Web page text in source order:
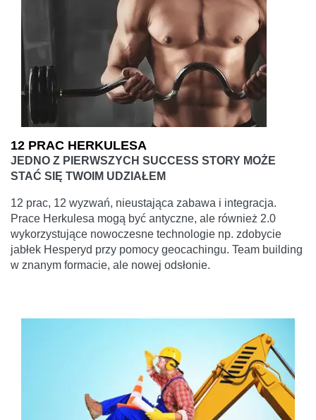
12 PRAC HERKULESA
JEDNO Z PIERWSZYCH SUCCESS STORY MOŻE
STAĆ SIĘ TWOIM UDZIAŁEM
12 prac, 12 wyzwań, nieustająca zabawa i integracja.
Prace Herkulesa mogą być antyczne, ale również 2.0
wykorzystujące nowoczesne technologie np. zdobycie
jabłek Hesperyd przy pomocy geocachingu. Team building
w znanym formacie, ale nowej odsłonie.